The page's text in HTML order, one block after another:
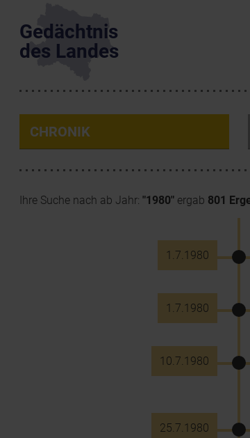
Gedächtnis
des Landes
CHRONIK
Ihre Suche nach ab Jahr: "1980" ergab 801
1.7.1980
1.7.1980
10.7.1980
25.7.1980